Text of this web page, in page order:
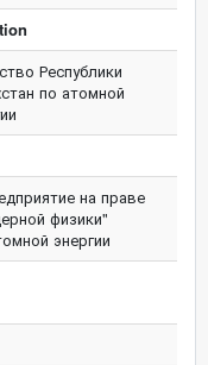
Республики
по атомной
на праве
физики"
энергии